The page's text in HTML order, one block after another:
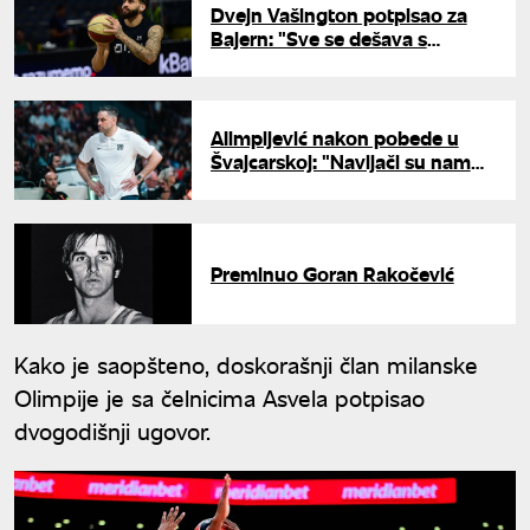
Dvejn Vašington potpisao za
Bajern: "Sve se dešava s
Alimpijević nakon pobede u
Švajcarskoj: "Navijači su nam
Preminuo Goran Rakočević
Kako je saopšteno, doskorašnji član milanske
Olimpije je sa čelnicima Asvela potpisao
dvogodišnji ugovor.